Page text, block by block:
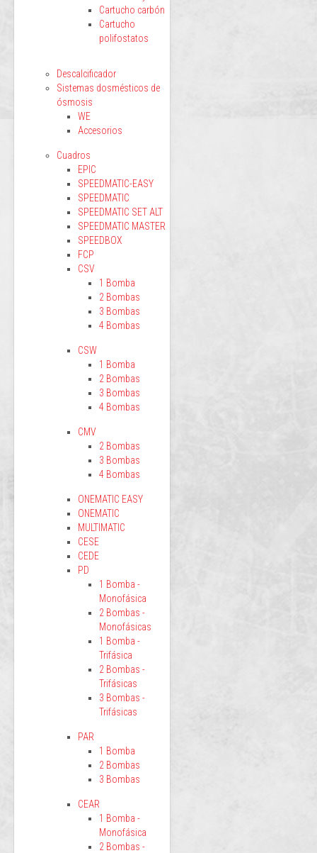
Cartucho carbón
Cartucho
polifostatos
Descalcificador
Sistemas dosmésticos de
ósmosis
WE
Accesorios
Cuadros
EPIC
SPEEDMATIC-EASY
SPEEDMATIC
SPEEDMATIC SET ALT
SPEEDMATIC MASTER
SPEEDBOX
FCP
CSV
1 Bomba
2 Bombas
3 Bombas
4 Bombas
CSW
1 Bomba
2 Bombas
3 Bombas
4 Bombas
CMV
2 Bombas
3 Bombas
4 Bombas
ONEMATIC EASY
ONEMATIC
MULTIMATIC
CESE
CEDE
PD
1 Bomba -
Monofásica
2 Bombas -
Monofásicas
1 Bomba -
Trifásica
2 Bombas -
Trifásicas
3 Bombas -
Trifásicas
PAR
1 Bomba
2 Bombas
3 Bombas
CEAR
1 Bomba -
Monofásica
2 Bombas -